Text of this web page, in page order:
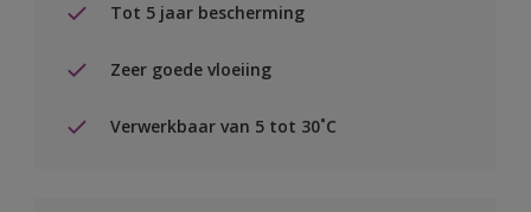
Tot 5 jaar bescherming
Zeer goede vloeiing
Verwerkbaar van 5 tot 30˚C